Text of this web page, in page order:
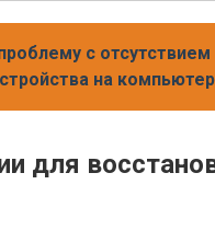
с отсутствием
на
для